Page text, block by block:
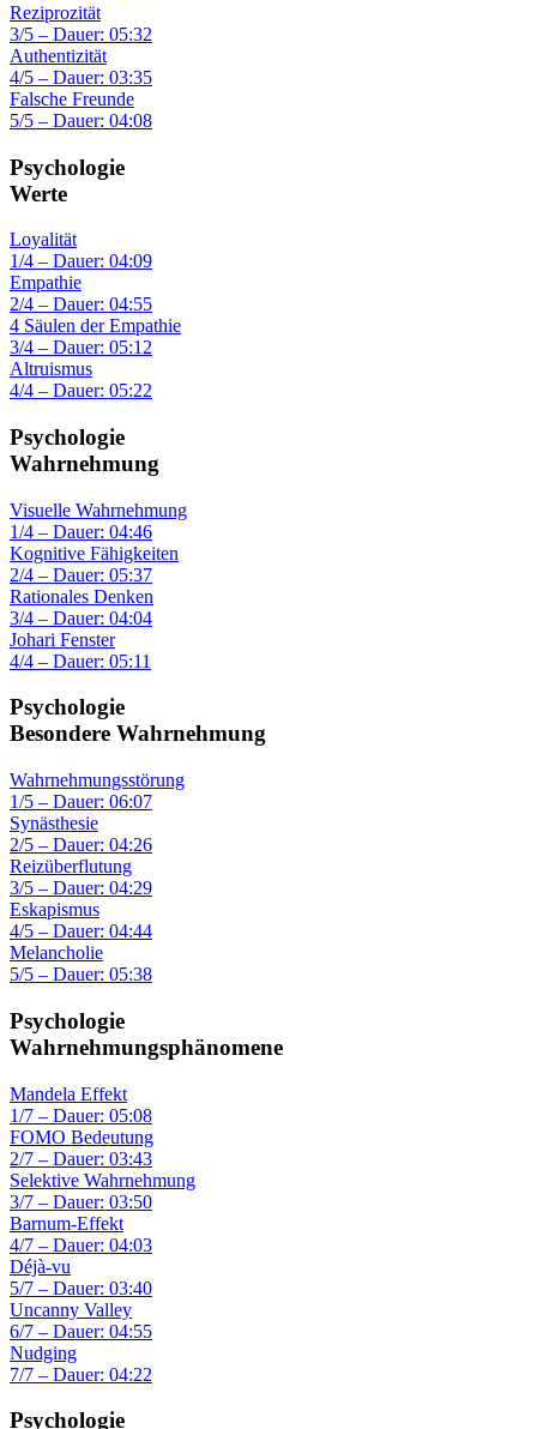
Reziprozität
3/5 – Dauer: 05:32
Authentizität
4/5 – Dauer: 03:35
Falsche Freunde
5/5 – Dauer: 04:08
Psychologie
Werte
Loyalität
1/4 – Dauer: 04:09
Empathie
2/4 – Dauer: 04:55
4 Säulen der Empathie
3/4 – Dauer: 05:12
Altruismus
4/4 – Dauer: 05:22
Psychologie
Wahrnehmung
Visuelle Wahrnehmung
1/4 – Dauer: 04:46
Kognitive Fähigkeiten
2/4 – Dauer: 05:37
Rationales Denken
3/4 – Dauer: 04:04
Johari Fenster
4/4 – Dauer: 05:11
Psychologie
Besondere Wahrnehmung
Wahrnehmungsstörung
1/5 – Dauer: 06:07
Synästhesie
2/5 – Dauer: 04:26
Reizüberflutung
3/5 – Dauer: 04:29
Eskapismus
4/5 – Dauer: 04:44
Melancholie
5/5 – Dauer: 05:38
Psychologie
Wahrnehmungsphänomene
Mandela Effekt
1/7 – Dauer: 05:08
FOMO Bedeutung
2/7 – Dauer: 03:43
Selektive Wahrnehmung
3/7 – Dauer: 03:50
Barnum-Effekt
4/7 – Dauer: 04:03
Déjà-vu
5/7 – Dauer: 03:40
Uncanny Valley
6/7 – Dauer: 04:55
Nudging
7/7 – Dauer: 04:22
Psychologie